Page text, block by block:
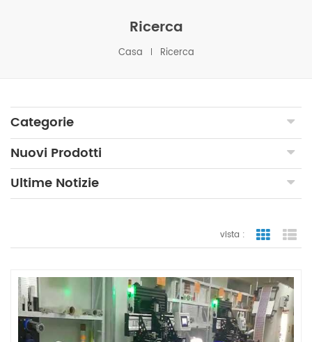
Ricerca
Casa Ricerca
Categorie
Nuovi Prodotti
Ultime Notizie
vista : vista a